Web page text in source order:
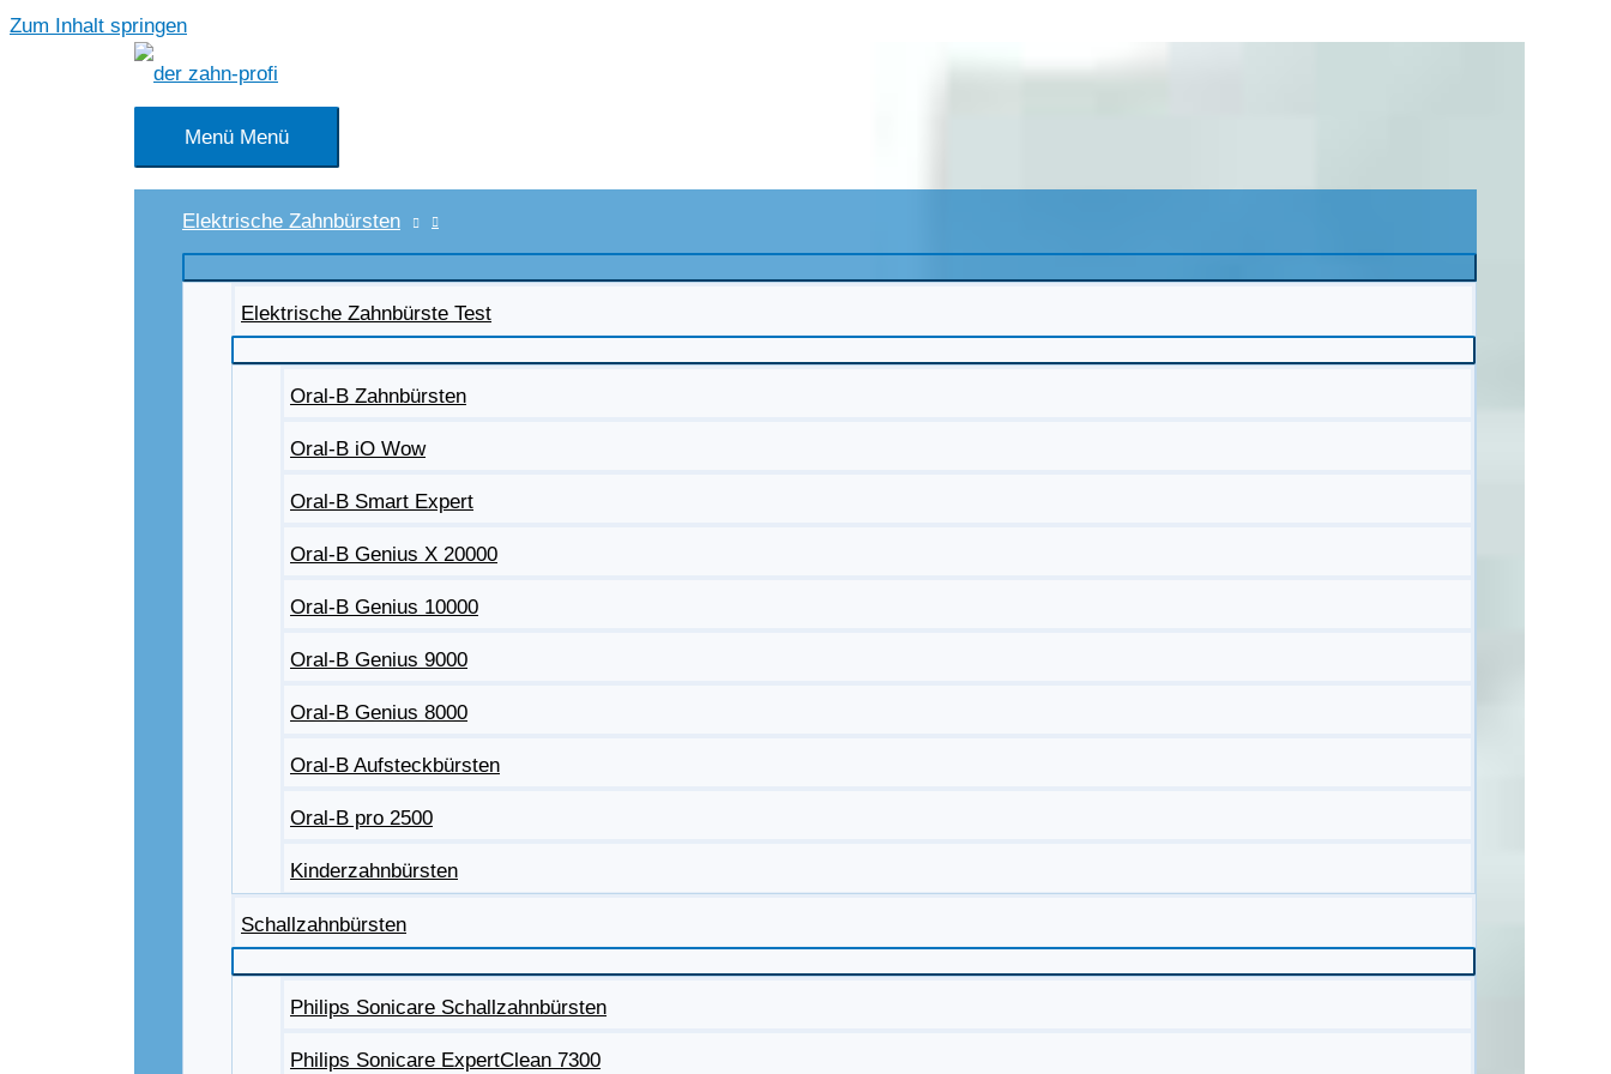
Zum Inhalt springen
Menü Menü
Elektrische Zahnbürsten
Elektrische Zahnbürste Test
Oral-B Zahnbürsten
Oral-B iO Wow
Oral-B Smart Expert
Oral-B Genius X 20000
Oral-B Genius 10000
Oral-B Genius 9000
Oral-B Genius 8000
Oral-B Aufsteckbürsten
Oral-B pro 2500
Kinderzahnbürsten
Schallzahnbürsten
Philips Sonicare Schallzahnbürsten
Philips Sonicare ExpertClean 7300